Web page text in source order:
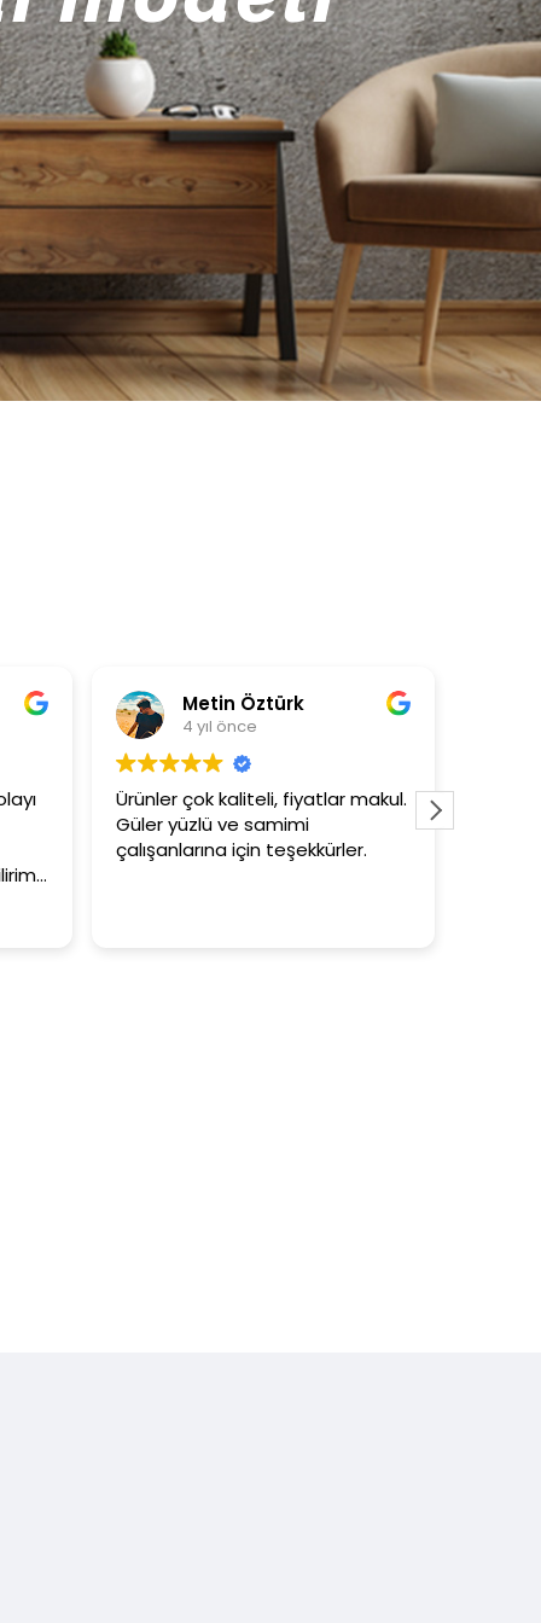
Metin Öztürk
kaliteli, fiyatlar makul.
ve samimi
için teşekkürler.
Asli Ersoy
3+1 evin kagidini
tutar